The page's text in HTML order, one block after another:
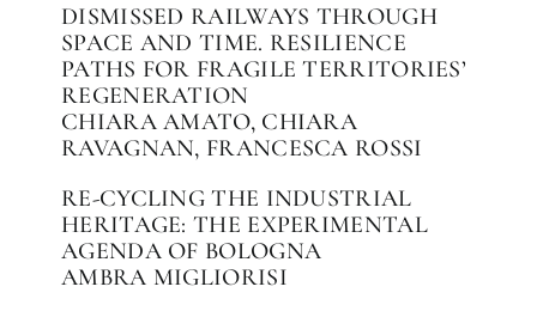
DISMISSED RAILWAYS THROUGH
SPACE AND TIME. RESILIENCE
PATHS FOR FRAGILE TERRITORIES’
REGENERATION
CHIARA AMATO, CHIARA
RAVAGNAN, FRANCESCA ROSSI
RE-CYCLING THE INDUSTRIAL
HERITAGE: THE EXPERIMENTAL
AGENDA OF BOLOGNA
AMBRA MIGLIORISI